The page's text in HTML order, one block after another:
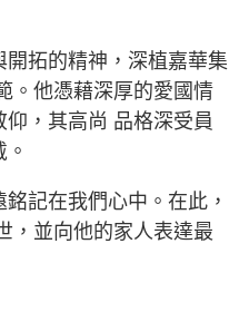
拓的精神，深植嘉華集
。他憑藉深厚的愛國情
，其高尚 品格深受員
記在我們心中。在此，
，並向他的家人表達最